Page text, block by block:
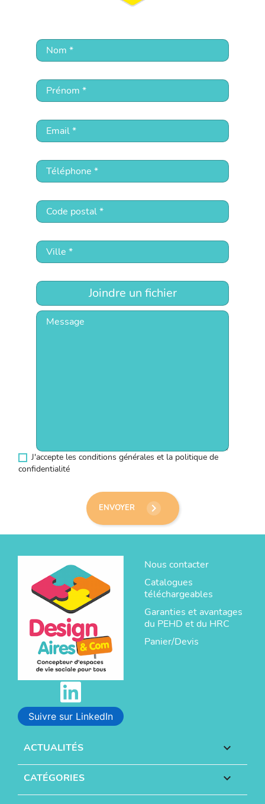
Joindre un fichier
J'accepte les conditions générales et la politique de
confidentialité
ENVOYER keyboard_arrow_right
Suivre sur LinkedIn
Nous contacter
Catalogues
téléchargeables
Garanties et avantages
du PEHD et du HRC
Panier/Devis
ACTUALITÉS 
CATÉGORIES 